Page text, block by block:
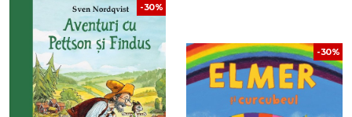
-30%
-30%